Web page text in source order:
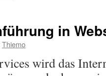
in
Thiemo
wird das